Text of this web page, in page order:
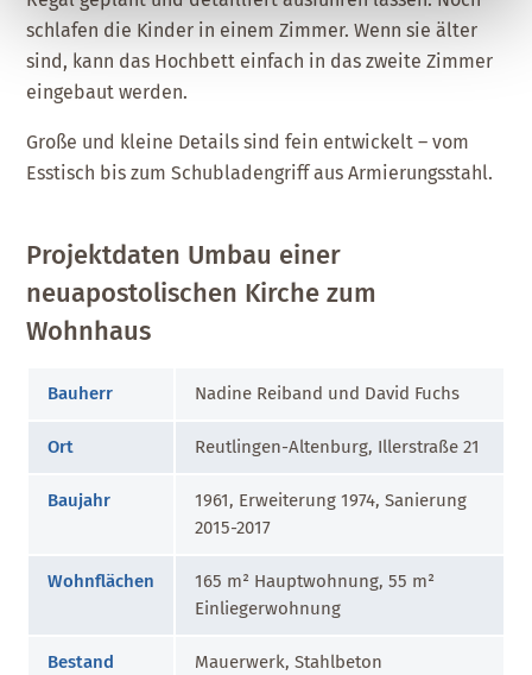
schlafen die Kinder in einem Zimmer. Wenn sie älter
sind, kann das Hochbett einfach in das zweite Zimmer
eingebaut werden.
Große und kleine Details sind fein entwickelt – vom
Esstisch bis zum Schubladengriff aus Armierungsstahl.
Projektdaten Umbau einer
neuapostolischen Kirche zum
Wohnhaus
Bauherr Nadine Reiband und David Fuchs
Ort Reutlingen-Altenburg, Illerstraße 21
Baujahr
1961, Erweiterung 1974, Sanierung
2015-2017
Wohnflächen
165 m² Hauptwohnung, 55 m²
Einliegerwohnung
Bestand Mauerwerk, Stahlbeton